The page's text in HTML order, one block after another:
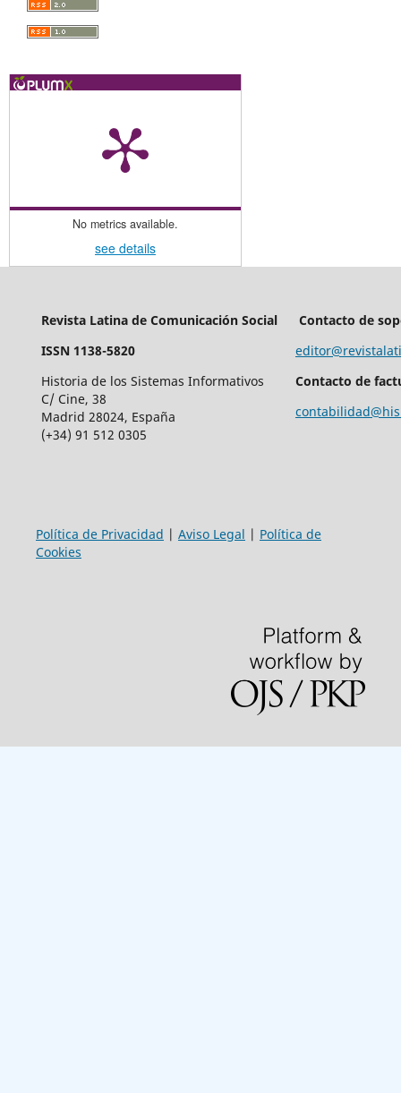
No metrics available.
see details
Revista Latina de Comunicación Social
ISSN 1138-5820
Historia de los Sistemas Informativos
C/ Cine, 38
Madrid 28024, España
(+34) 91 512 0305
Contacto de
Contacto de
Política de Privacidad | Aviso Legal | Política de
Cookies